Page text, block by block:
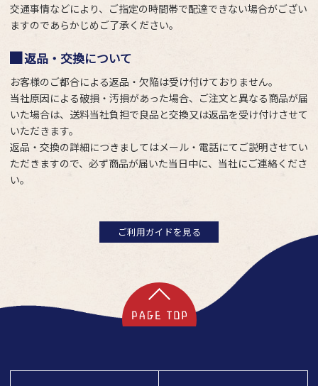
交通事情などにより、ご指定の時間帯で配達できない場合がござい
ますのであらかじめご了承ください。
返品・交換について
お客様のご都合による返品・欠陥は受け付けておりません。
当社原因による破損・汚損があった場合、ご注文と異なる商品が届
いた場合は、送料当社負担で良品と交換又は返品を受け付けさせて
いただきます。
返品・交換の詳細につきましてはメール・電話にてご説明させてい
ただきますので、必ず商品が届いた当日中に、当社にご連絡くださ
い。
ご利用ガイドを見る